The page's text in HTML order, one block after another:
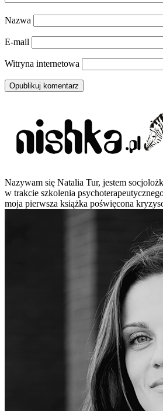
Nazwa
E-mail
Witryna internetowa
Nazywam się Natalia Tur, jestem
w trakcie szkolenia
moja pierwsza książka poświęcona